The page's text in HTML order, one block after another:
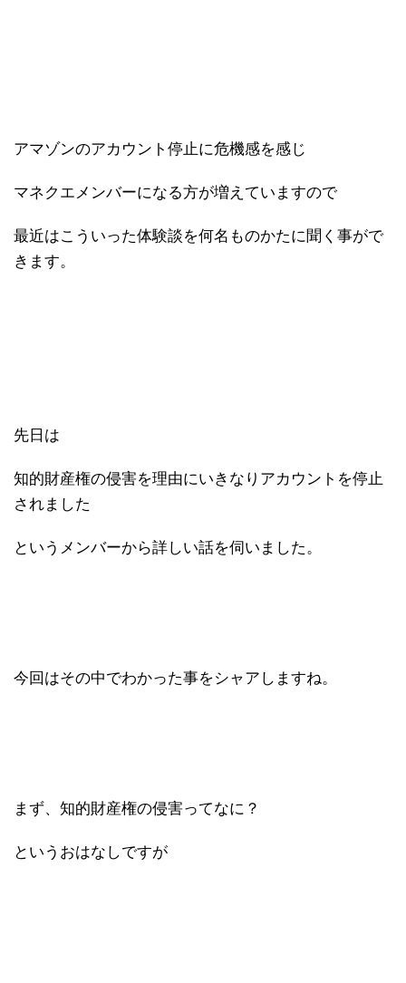
アマゾンのアカウント停止に危機感を感じ
マネクエメンバーになる方が増えていますので
最近はこういった体験談を何名ものかたに聞く事がで
きます。
先日は
知的財産権の侵害を理由にいきなりアカウントを停止
されました
というメンバーから詳しい話を伺いました。
今回はその中でわかった事をシャアしますね。
まず、知的財産権の侵害ってなに？
というおはなしですが